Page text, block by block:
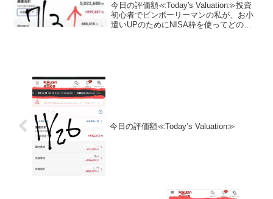
今日の評価額≪Today's Valuation≫投資
初心者でビンボーリーマンの私が、お小
遣いUPのためにNISA枠を使ってどの銘
今日の評価額≪Today’s Valuation≫